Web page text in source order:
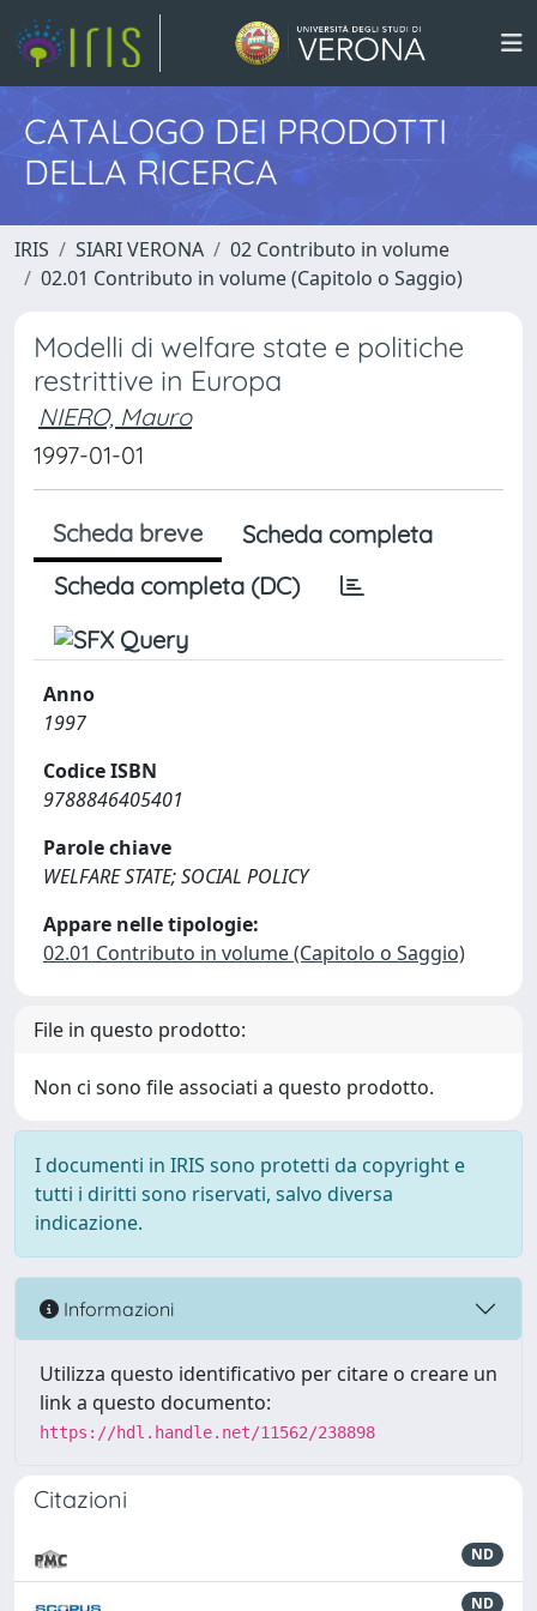
CATALOGO DEI PRODOTTI
DELLA RICERCA
IRIS SIARI VERONA
02 Contributo in volume
02.01 Contributo in volume (Capitolo o Saggio)
Modelli di welfare state e politiche
restrittive in Europa
NIERO, Mauro
1997-01-01
Scheda breve
Scheda completa
Scheda completa (DC)
Anno
1997
Codice ISBN
9788846405401
Parole chiave
WELFARE STATE; SOCIAL POLICY
Appare nelle tipologie:
02.01 Contributo in volume (Capitolo o Saggio)
File in questo prodotto:
Non ci sono file associati a questo prodotto.
I documenti in IRIS sono protetti da copyright e
tutti i diritti sono riservati, salvo diversa
indicazione.
Informazioni
Utilizza questo identificativo per citare o creare un
link a questo documento:
https://hdl.handle.net/11562/238898
Citazioni
ND
ND